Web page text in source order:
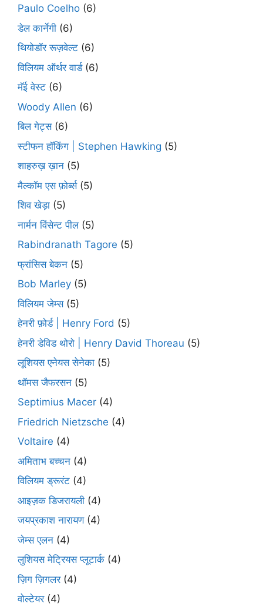
Paulo Coelho (6)
डेल कार्नेगी (6)
थियोडॉर रूज़वेल्ट (6)
विलियम ऑर्थर वार्ड(6)
मॅई वेस्ट (6)
Woody Allen (6)
बिल गेट्स(6)
स्टीफन हॉकिंग | Stephen Hawking (5)
शाहरुख़ ख़ान (5)
मैल्कॉम एस फ़ोर्ब्स(5)
शिव खेड़ा (5)
नार्मन विंसेन्ट पील(5)
Rabindranath Tagore (5)
फ्रांसिस बेकन (5)
Bob Marley (5)
विलियम जेम्स(5)
हेनरी फ़ोर्ड | Henry Ford (5)
हेनरी डेविड थोरो | Henry David Thoreau (5)
लूशियस एनेयस सेनेका (5)
थॉमस जैफरसन (5)
Septimius Macer (4)
Friedrich Nietzsche (4)
Voltaire (4)
अमिताभ बच्चन (4)
विलियम ड्रूरंट (4)
आइज़क डिजरायली (4)
जयप्रकाश नारायण(4)
जेम्स एलन (4)
लुशियस मेट्रियस प्लूटार्क (4)
ज़िग ज़िगलर(4)
वोल्टेयर(4)